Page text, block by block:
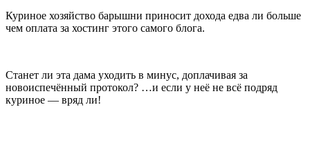
Куриное хозяйство барышни приносит дохода едва ли больше
чем оплата за хостинг этого самого блога.
Станет ли эта дама уходить в минус, доплачивая за
новоиспечённый протокол? …и если у неё не всё подряд
куриное — вряд ли!